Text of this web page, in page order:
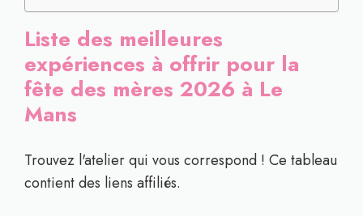
Liste des meilleures
expériences à offrir pour la
fête des mères 2026 à Le
Mans
Trouvez l'atelier qui vous correspond ! Ce tableau
contient des liens affiliés.